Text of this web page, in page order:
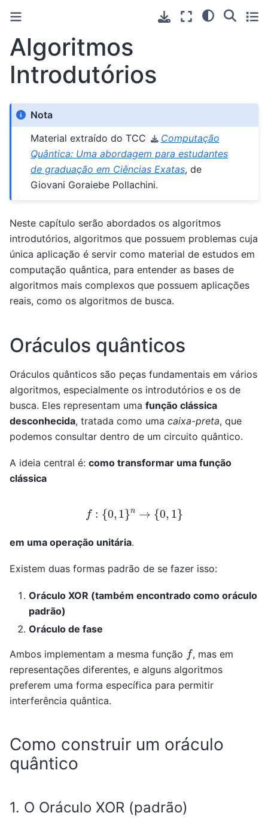
Algoritmos
Introdutórios
Nota
Material extraído do TCC
Computação
Quântica: Uma abordagem para estudantes
de graduação em Ciências Exatas, de
Giovani Goraiebe Pollachini.
Neste capítulo serão abordados os algoritmos
introdutórios, algoritmos que possuem problemas cuja
única aplicação é servir como material de estudos em
computação quântica, para entender as bases de
algoritmos mais complexos que possuem aplicações
reais, como os algoritmos de busca.
Oráculos quânticos
Oráculos quânticos são peças fundamentais em vários
algoritmos, especialmente os introdutórios e os de
busca. Eles representam uma função clássica
desconhecida, tratada como uma caixa-preta, que
podemos consultar dentro de um circuito quântico.
A ideia central é: como transformar uma função
clássica
:{0 1 }n →{ 0,1
em uma operação unitária.
Existem duas formas padrão de se fazer isso:
Oráculo XOR (também encontrado como oráculo
padrão)
Oráculo de fase
Ambos implementam a mesma função f, mas em
representações diferentes, e alguns algoritmos
preferem uma forma específica para permitir
interferência quântica.
Como construir um oráculo
quântico
1. O Oráculo XOR (padrão)